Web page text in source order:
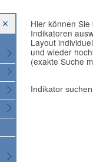
Hier können
Indikatoren
Layout
und wieder
(exakte Suche
Indikator suchen